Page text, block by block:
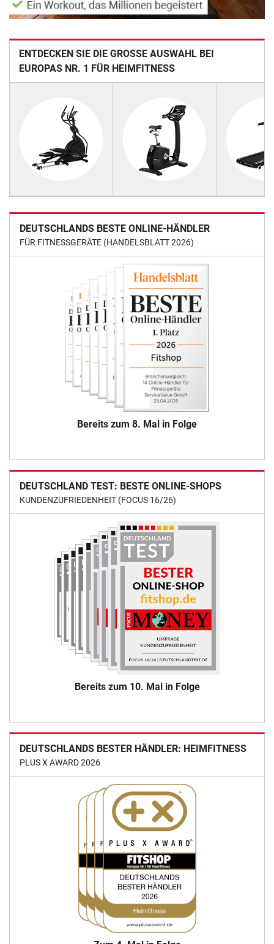
ENTDECKEN SIE DIE GROSSE AUSWAHL BEI E
UROPAS NR. 1 FÜR HEIMFITNESS
DEUTSCHLANDS BESTE ONLINE-HÄNDLER
FÜR FITNESSGERÄTE (HANDELSBLATT 2026)
Bereits zum 8. Mal in Folge
DEUTSCHLAND TEST: BESTE ONLINE-SHOPS
KUNDENZUFRIEDENHEIT (FOCUS 16/26)
Bereits zum 10. Mal in Folge
DEUTSCHLANDS BESTER HÄNDLER: HEIMFITNESS
PLUS X AWARD 2026